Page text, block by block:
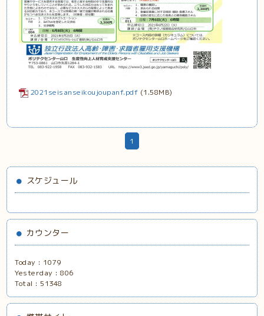
2021seisanseikoujoupanf.pdf (1.58MB)
1
スケジュール
カウンター
Today : 1079
Yesterday :806
Total :51348